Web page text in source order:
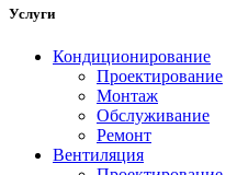
Услуги
Кондиционирование
Проектирование
Монтаж
Обслуживание
Ремонт
Вентиляция